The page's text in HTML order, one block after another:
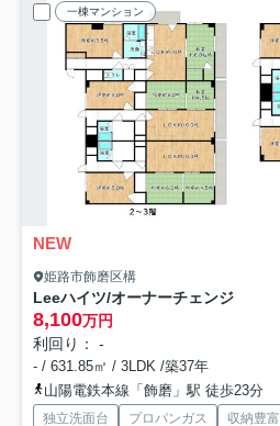
一棟マンション
NEW
姫路市飾磨区構
Leeハイツ/オーナーチェンジ
8,100万円
利回り： -
- / 631.85㎡ / 3LDK /築37年
山陽電鉄本線「飾磨」駅 徒歩23分
独立洗面台 プロパンガス 収納豊富